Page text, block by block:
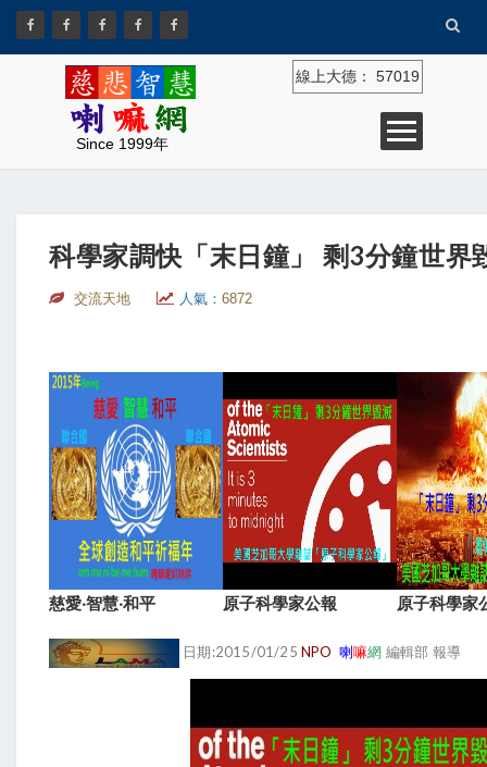
Since 1999年
線上大德： 57019
科學家調快「末日鐘」 剩3分鐘世界
交流天地 人氣： 6872
慈愛‧智慧‧和平 原子科學家公報 原子科學家
日期:2015/01/25 NPO 喇嘛網 編輯部 報導